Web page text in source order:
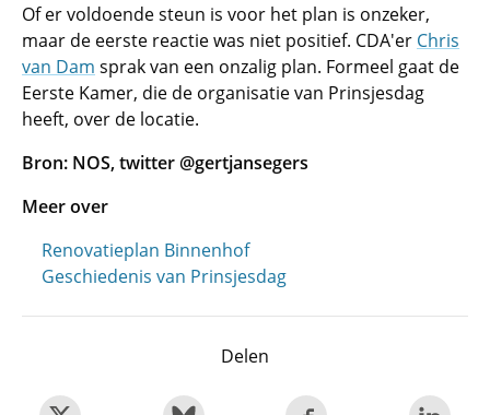
Of er voldoende steun is voor het plan is onzeker,
maar de eerste reactie was niet positief. CDA'er Chris
van Dam sprak van een onzalig plan. Formeel gaat de
Eerste Kamer, die de organisatie van Prinsjesdag
heeft, over de locatie.
Bron: NOS, twitter @gertjansegers
Meer over
Renovatieplan Binnenhof
Geschiedenis van Prinsjesdag
Delen